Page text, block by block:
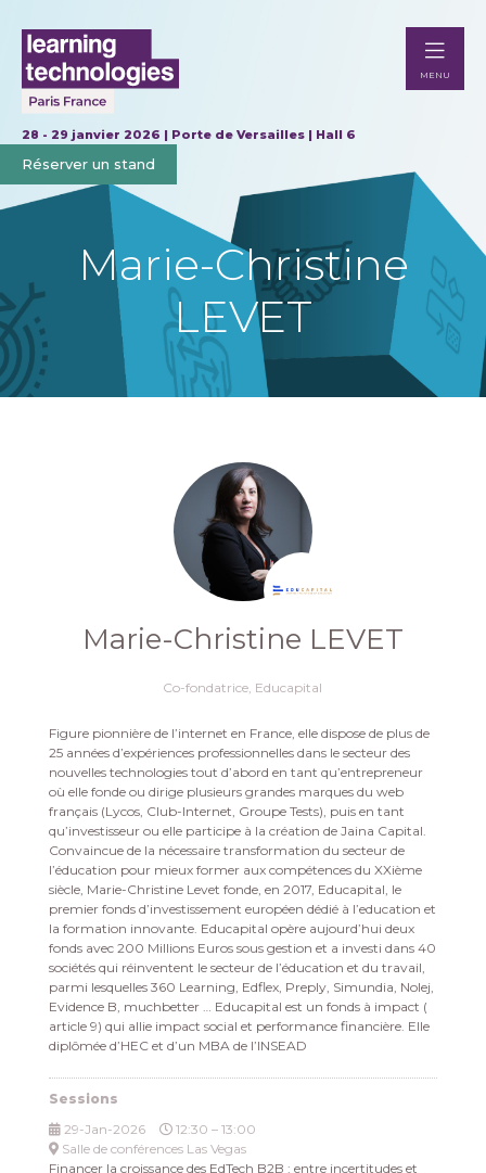
28 - 29 janvier 2026 | Porte de Versailles | Hall 6
Réserver un stand
MENU
Marie-Christine
LEVET
Marie-Christine LEVET
Co-fondatrice, Educapital
Figure pionnière de l’internet en France, elle dispose de plus de
25 années d’expériences professionnelles dans le secteur des
nouvelles technologies tout d’abord en tant qu’entrepreneur
où elle fonde ou dirige plusieurs grandes marques du web
français (Lycos, Club-Internet, Groupe Tests), puis en tant
qu’investisseur ou elle participe à la création de Jaina Capital.
Convaincue de la nécessaire transformation du secteur de
l’éducation pour mieux former aux compétences du XXième
siècle, Marie-Christine Levet fonde, en 2017, Educapital, le
premier fonds d’investissement européen dédié à l’education et
la formation innovante. Educapital opère aujourd’hui deux
fonds avec 200 Millions Euros sous gestion et a investi dans 40
sociétés qui réinventent le secteur de l’éducation et du travail,
parmi lesquelles 360 Learning, Edflex, Preply, Simundia, Nolej,
Evidence B, muchbetter … Educapital est un fonds à impact (
article 9) qui allie impact social et performance financière. Elle
diplômée d’HEC et d’un MBA de l’INSEAD
Sessions
29-Jan-2026
12:30 – 13:00
Salle de conférences Las Vegas
Financer la croissance des EdTech B2B : entre incertitudes et